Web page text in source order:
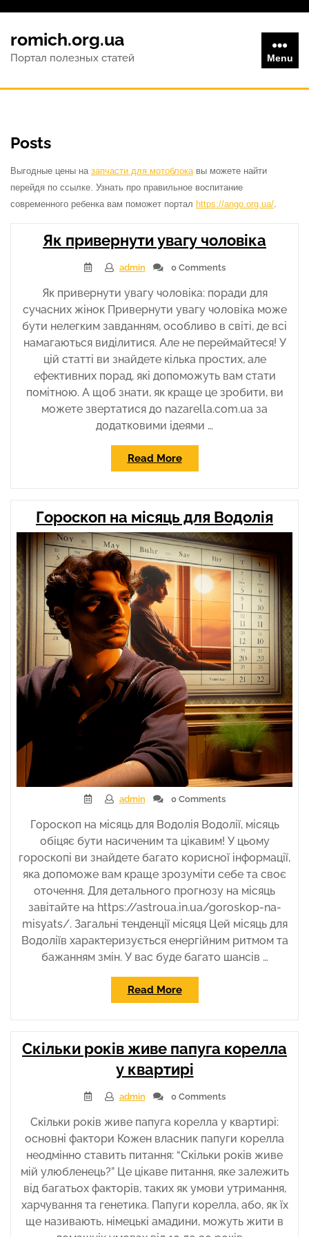
content
romich.org.ua
Портал полезных статей Menu
Posts
Выгодные цены на запчасти для мотоблокавы можете найти
перейдя по ссылке. Узнать про правильное воспитание
современного ребенка вам поможет портал https://ango.org.ua/.
Як привернути увагу чоловіка
admin 0 Comments
Як привернути увагу чоловіка: поради для
сучасних жінок Привернути увагу чоловіка може
бути нелегким завданням, особливо в світі, де всі
намагаються виділитися. Але не переймайтеся! У
цій статті ви знайдете кілька простих, але
ефективних порад, які допоможуть вам стати
помітною. А щоб знати, як краще це зробити, ви
можете звертатися до nazarella.com.ua за
додатковими ідеями …
Read More“Як
привернути
увагу
чоловіка”
Гороскоп на місяць для Водолія
admin 0 Comments
Гороскоп на місяць для Водолія Водолії, місяць
обіцяє бути насиченим та цікавим! У цьому
гороскопі ви знайдете багато корисної інформації,
яка допоможе вам краще зрозуміти себе та своє
оточення. Для детального прогнозу на місяць
завітайте на https://astroua.in.ua/goroskop-na-
misyats/. Загальні тенденції місяця Цей місяць для
Водоліїв характеризується енергійним ритмом та
бажанням змін. У вас буде багато шансів …
Read More“Гороскоп
на
місяць
для
Водолія”
Скільки років живе папуга корелла
у квартирі
admin 0 Comments
Скільки років живе папуга корелла у квартирі:
основні фактори Кожен власник папуги корелла
неодмінно ставить питання: “Скільки років живе
мій улюбленець?” Це цікаве питання, яке залежить
від багатьох факторів, таких як умови утримання,
харчування та генетика. Папуги корелла, або, як їх
ще називають, німецькі амадини, можуть жити в